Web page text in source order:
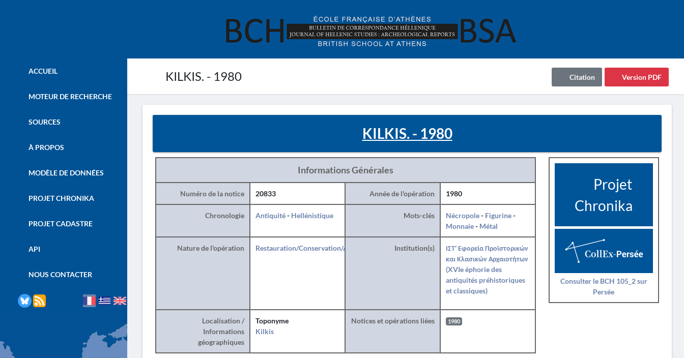
KILKIS. - 1980 Version PDF
Citation
ACCUEIL
MOTEUR DE RECHERCHE
SOURCES
À PROPOS
MODÈLE DE DONNÉES
PROJET CHRONIKA
PROJET CADASTRE
API
NOUS CONTACTER
KILKIS. - 1980
Informations Générales
Numéro de la notice 20833 Année de l'opération 1980
Chronologie Antiquité- Hellénistique Mots-clés Nécropole- Figurine-
Monnaie- Métal
Nature de l'opération Restauration/Conservation/Anastylose Institution(s)
ΙΣΤ' Εφορεία Προϊστορικών
και Κλασικών Αρχαιοτήτων
(XVIe éphorie des
antiquités préhistoriques
et classiques)
Localisation /
Informations
géographiques
Toponyme
Kilkis
Notices et opérations liées 1980
Projet
Chronika
Consulter le BCH 105_2 sur
Persée